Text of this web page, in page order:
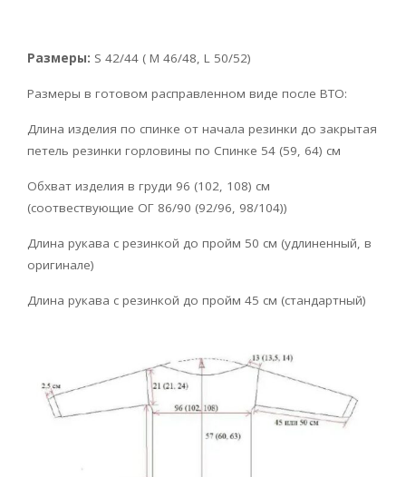
Размеры: S 42/44 ( M 46/48, L 50/52)
Размеры в готовом расправленном виде после ВТО:
Длина изделия по спинке от начала резинки до закрытая
петель резинки горловины по Спинке 54 (59, 64) см
Обхват изделия в груди 96 (102, 108) см
(соотвествующие ОГ 86/90 (92/96, 98/104))
Длина рукава с резинкой до пройм 50 см (удлиненный, в
оригинале)
Длина рукава с резинкой до пройм 45 см (стандартный)